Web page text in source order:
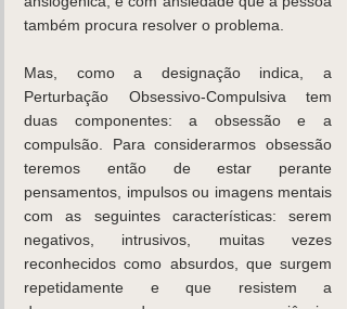
também procura resolver o problema.
Mas, como a designação indica, a
Perturbação Obsessivo-Compulsiva tem
duas componentes: a obsessão e a
compulsão. Para considerarmos obsessão
teremos então de estar perante
pensamentos, impulsos ou imagens mentais
com as seguintes características: serem
negativos, intrusivos, muitas vezes
reconhecidos como absurdos, que surgem
repetidamente e que resistem a